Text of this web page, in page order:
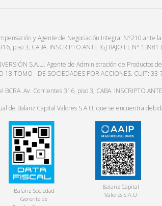
y Agente de Negociación Integral N°210
piso 3, CABA. INSCRIPTO ANTE IGJ BAJO EL N°
S.A.U. Agente de Administración de
18 TOMO - DE SOCIEDADES POR ACCIONES. CUIT:
Av. Corrientes 316, piso 3, CABA. INSCRIPTO
de Balanz Capital Valores S.A.U, que se encuentra
Balanz Sociedad
Gerente de
Balanz Capital
Valores S.A.U